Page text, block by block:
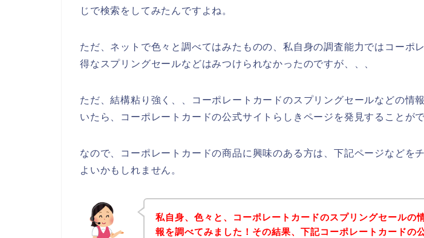
じで検索をしてみたんですよね。
ただ、ネットで色々と調べてはみたものの、私自身の調査能力ではコーポ
得なスプリングセールなどはみつけられなかったのですが、、、
ただ、結構粘り強く、、コーポレートカードのスプリングセールなどの情
いたら、コーポレートカードの公式サイトらしきページを発見することが
なので、コーポレートカードの商品に興味のある方は、下記ページなどを
よいかもしれません。
私自身、色々と、コーポレートカードのスプリングセールの
報を調べてみました！その結果、下記コーポレートカードの